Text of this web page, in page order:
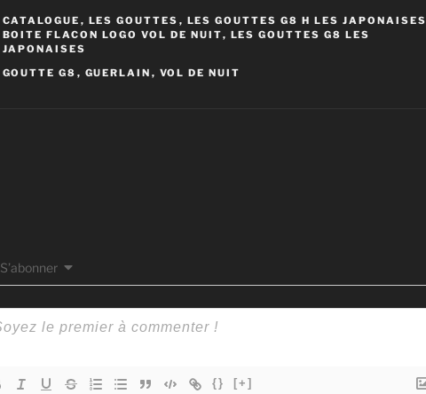
CATÉGORIES
CATALOGUE , LES GOUTTES , LES GOUTTES G8 H LES JAPONAISES
BOITE FLACON LOGO VOL DE NUIT, LES GOUTTES G8 LES
JAPONAISES
ÉTIQUETTES
GOUTTE G8 , GUERLAIN , VOL DE NUIT
S’abonner
{} [+]